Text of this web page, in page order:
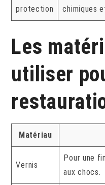
protection
chimiques
Les
utiliser
Matériau
Vernis
Pour une
aux chocs.